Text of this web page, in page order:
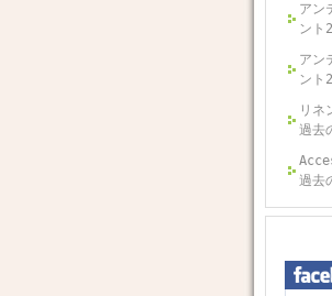
アン
ント
アン
ント
リ
過去
過去